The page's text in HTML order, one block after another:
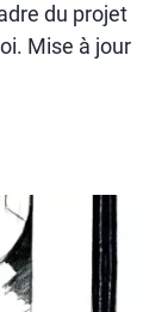
du projet
Mise à jour